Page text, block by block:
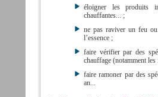
éloigner les produits
chauffantes... ;
ne pas raviver un feu ou
l’essence ;
faire vérifier par des
chauffage (notamment
faire ramoner par des
an...